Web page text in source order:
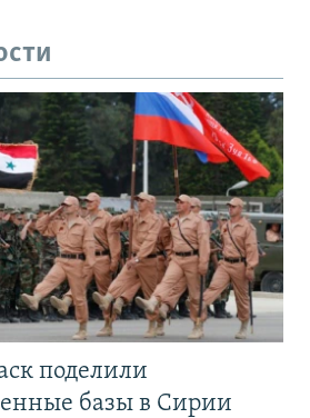
поделили
базы в Сирии